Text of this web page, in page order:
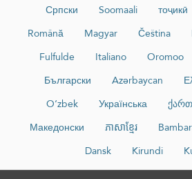
Српски
Soomaali тоҷикӣ
Română
Magyar Čeština
Fulfulde
Italiano Oromoo
Български
Azərbaycan
O‘zbek
Українська
Македонски
ភាសាខ្មែរ
Dansk
Kirundi